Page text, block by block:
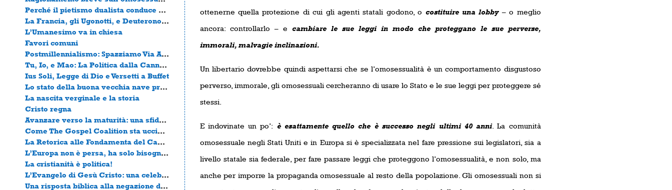
Perché il pietismo dualista conduce alla mondanità
La Francia, gli Ugonotti, e Deuteronomio 28
L’Umanesimo va in chiesa
Favori comuni
Postmillennialismo: Spazziamo Via Alcuni Malintesi
Tu, Io, e Mao: La Politica dalla Canna del Fucile
Ius Soli, Legge di Dio e Versetti a Buffet
Lo stato della buona vecchia nave presbiteriana
La nascita verginale e la storia
Cristo regna
Avanzare verso la maturità: una sfida ai cristiani
Come The Gospel Coalition sta uccidendo il Vangelo con la “Giustizia Sociale”
La Retorica alle Fondamenta del Capitalismo, e l’Etica alle Fondamenta di quella Retorica
L’Europa non è persa, ha solo bisogno della cosa vera
La cristianità è politica!
L’Evangelo di Gesù Cristo: una celebrazione monca.
Una risposta biblica alla negazione di John Piper del diritto di portare armi
ottenerne quella protezione di cui gli agenti statali godono, o costituire una lobby – o meglio
ancora: controllarlo – e cambiare le sue leggi in modo che proteggano le sue perverse,
immorali, malvagie inclinazioni.
Un libertario dovrebbe quindi aspettarsi che se l’omosessualità è un comportamento disgustoso
perverso, immorale, gli omosessuali cercheranno di usare lo Stato e le sue leggi per proteggere sé
stessi.
E indovinate un po’: è esattamente quello che è successo negli ultimi 40 anni. La comunità
omosessuale negli Stati Uniti e in Europa si è specializzata nel fare pressione sui legislatori, sia a
livello statale sia federale, per fare passare leggi che proteggono l’omosessualità, e non solo, ma
anche per imporre la propaganda omosessuale al resto della popolazione. Gli omosessuali non si